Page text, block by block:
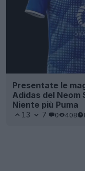
Presentate le
Adidas del Neom
Niente più Puma
13 7 0 408